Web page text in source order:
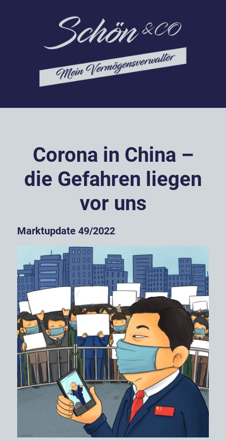
Corona in China –
die Gefahren liegen
vor uns
Marktupdate 49/2022